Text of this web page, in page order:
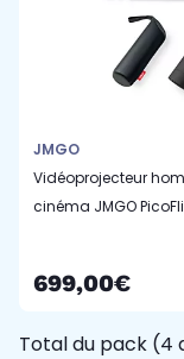
JMGO
Vidéoprojecteur
cinéma JMGO
699,00€
Total du pack (4